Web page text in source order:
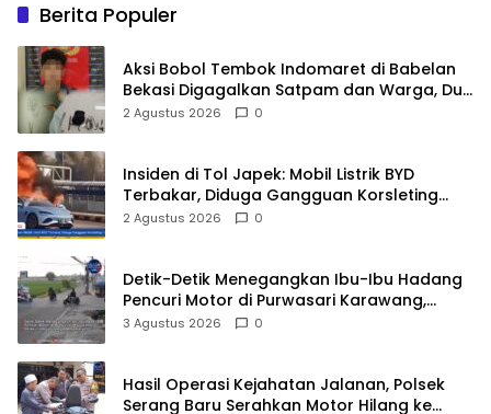
Berita Populer
Aksi Bobol Tembok Indomaret di Babelan
Bekasi Digagalkan Satpam dan Warga, Dua
Pelaku Diamankan
2 Agustus 2026 0
Insiden di Tol Japek: Mobil Listrik BYD
Terbakar, Diduga Gangguan Korsleting
Listrik
2 Agustus 2026 0
Detik-Detik Menegangkan Ibu-Ibu Hadang
Pencuri Motor di Purwasari Karawang,
Pelaku Lolos di Tengah Keramaian!
3 Agustus 2026 0
Hasil Operasi Kejahatan Jalanan, Polsek
Serang Baru Serahkan Motor Hilang ke